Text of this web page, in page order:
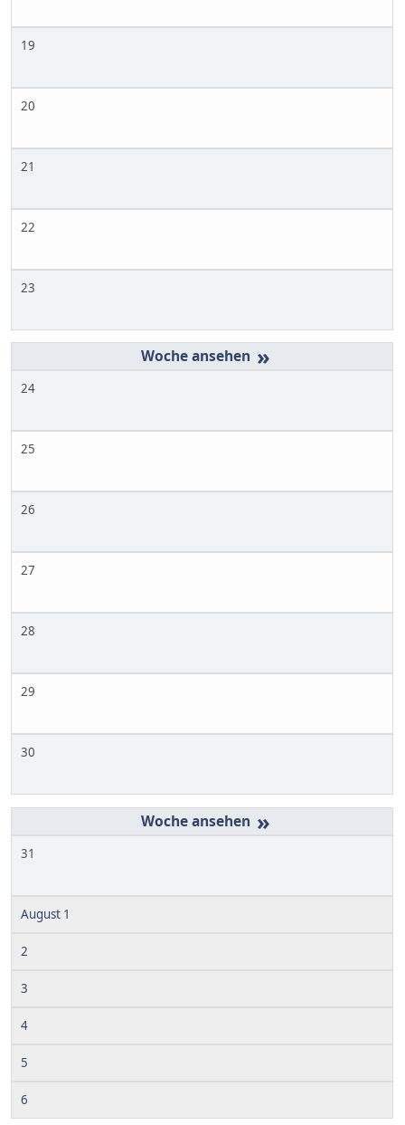
19
20
21
22
23
»
24
25
26
27
28
29
30
»
31
August 1
2
3
4
5
6